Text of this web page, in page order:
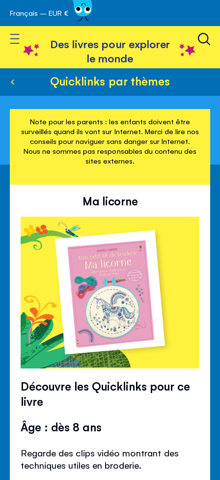
Skip
to
Content
Français – EUR €
Toggle Nav
Des livres pour explorer
le monde
Quicklinks par thèmes
Note pour les parents : les enfants doivent être
surveillés quand ils vont sur Internet. Merci de lire nos
conseils pour naviguer sans danger sur Internet.
Nous ne sommes pas responsables du contenu des
sites externes.
Ma licorne
Découvre les Quicklinks pour ce
livre
Âge : dès 8 ans
Regarde des clips vidéo montrant des
techniques utiles en broderie.